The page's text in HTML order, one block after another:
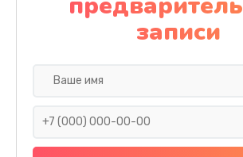
Заказать
Замена праймера
записи